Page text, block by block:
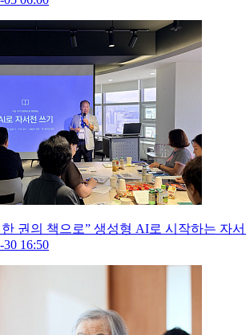
권의 책으로” 생성형 AI로 시작하는 자
30 16:50